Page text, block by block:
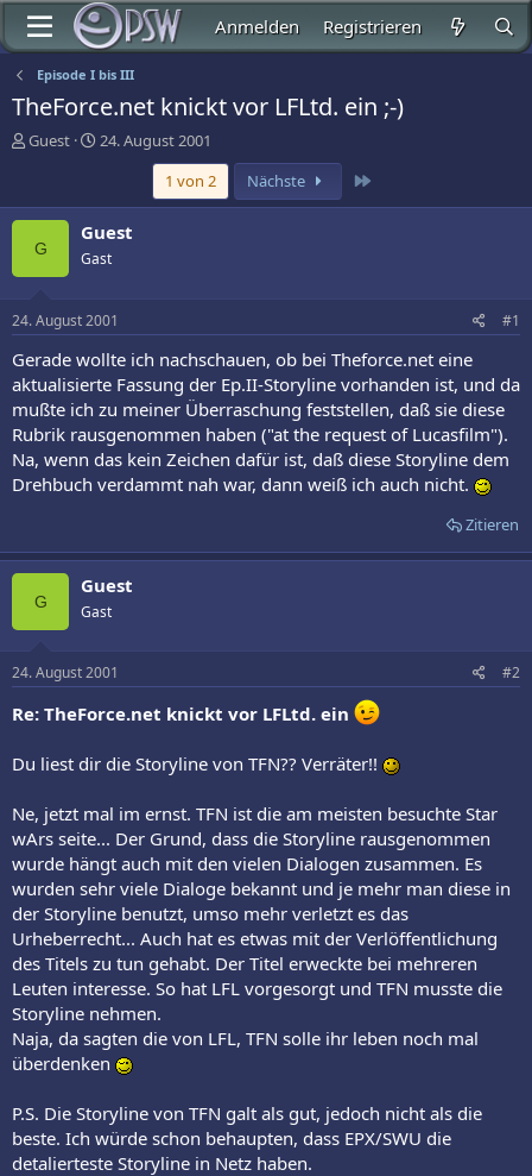
Anmelden Registrieren
Episode I bis III
TheForce.net knickt vor LFLtd. ein ;-)
E
t
e
Guest
E
t
e
l
l
a
m
24. August 2001
1 von 2
Nächste
G
Guest
Gast
24. August 2001 #1
Gerade wollte ich nachschauen, ob bei Theforce.net eine
aktualisierte Fassung der Ep.II-Storyline vorhanden ist, und da
mußte ich zu meiner Überraschung feststellen, daß sie diese
Rubrik rausgenommen haben ("at the request of Lucasfilm").
Na, wenn das kein Zeichen dafür ist, daß diese Storyline dem
Drehbuch verdammt nah war, dann weiß ich auch nicht.
Zitieren
G
Guest
Gast
24. August 2001 #2
Re: TheForce.net knickt vor LFLtd. ein
Du liest dir die Storyline von TFN?? Verräter!!
Ne, jetzt mal im ernst. TFN ist die am meisten besuchte Star
wArs seite... Der Grund, dass die Storyline rausgenommen
wurde hängt auch mit den vielen Dialogen zusammen. Es
wurden sehr viele Dialoge bekannt und je mehr man diese in
der Storyline benutzt, umso mehr verletzt es das
Urheberrecht... Auch hat es etwas mit der Verlöffentlichung
des Titels zu tun gehabt. Der Titel erweckte bei mehreren
Leuten interesse. So hat LFL vorgesorgt und TFN musste die
Storyline nehmen.
Naja, da sagten die von LFL, TFN solle ihr leben noch mal
überdenken
P.S. Die Storyline von TFN galt als gut, jedoch nicht als die
beste. Ich würde schon behaupten, dass EPX/SWU die
detalierteste Storyline in Netz haben.